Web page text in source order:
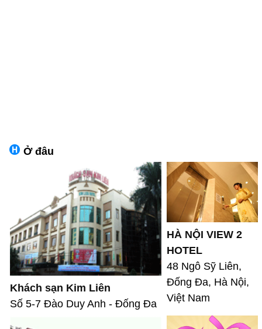
Ở đâu
Khách sạn Kim Liên
Số 5-7 Đào Duy Anh - Đống Đa
HÀ NỘI VIEW 2
HOTEL
48 Ngô Sỹ Liên,
Đống Đa, Hà Nội,
Việt Nam